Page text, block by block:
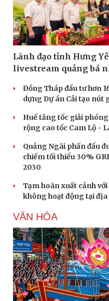
Lãnh đạo tỉnh Hưng
livestream quảng bá
Đồng Tháp đầu tư hơn
dựng Dự án Cải tạo nút
Huế tăng tốc giải
rộng cao tốc Cam Lộ -
Quảng Ngãi phấn đấu
chiếm tối thiểu 30%
2030
Tạm hoãn xuất cảnh
không hoạt động tại
VĂN HÓA